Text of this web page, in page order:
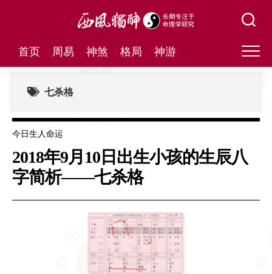
首页 周易 神煞 格局 神游
七杀格
今日生人命运
2018年9月10日出生小孩的生辰八
字简析——七杀格